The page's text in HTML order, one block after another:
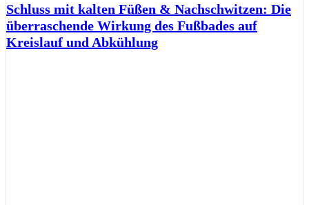
Schluss mit kalten Füßen & Nachschwitzen: Die
überraschende Wirkung des Fußbades auf
Kreislauf und Abkühlung